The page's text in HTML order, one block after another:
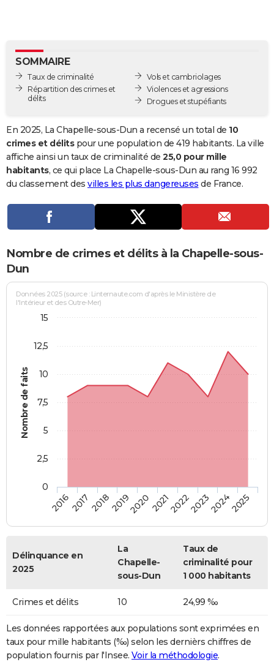
BONS PLANS
CARTE DE VOEUX
Dictionnaire
Biographies
Citations
Expressions
Proverbes
PROGRAMME TV
S'inscrire
Se connecter
Lycées
Collèges
Primaires
Universités
Entreprises
Service militaire
Avis de recherche
AVIS DE DÉCÈS
SOMMAIRE
Taux de criminalité
Répartition des crimes et
délits
Vols et cambriolages
Violences et agressions
Drogues et stupéfiants
En 2025, La Chapelle-sous-Dun a recensé un total de 10
crimes et délitspour une population de 419 habitants. La ville
affiche ainsi un taux de criminalité de 25,0 pour mille
habitants, ce qui place La Chapelle-sous-Dun au rang 16 992
du classement des villes les plus dangereuses de France.
Nombre de crimes et délits à la Chapelle-sous-
Dun
Nombre de faits
Données 2025 (source : Linternaute.com d'après le Ministère de
l'Intérieur et des Outre-Mer)
2016201720182019202020212022202320242025
0
2,5
5
7,5
10
12,5
15
Délinquance en
2025
La
Chapelle-
sous-Dun
Taux de
criminalité pour
1 000 habitants
Crimes et délits 10 24,99 ‰
Les données rapportées aux populations sont exprimées en
taux pour mille habitants (‰) selon les dernièrs chiffres de
population fournis par l'Insee. Voir la méthodologie.